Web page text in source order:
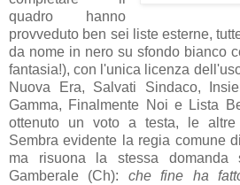
quadro hanno
provveduto ben sei liste esterne,
da nome in nero su sfondo bianco
fantasia!), con l'unica licenza
Nuova Era, Salvati Sindaco,
Gamma, Finalmente Noi e Lista
ottenuto un voto a testa, le altre
Sembra evidente la regia comune
ma risuona la stessa domanda
Gamberale (Ch): che fine ha